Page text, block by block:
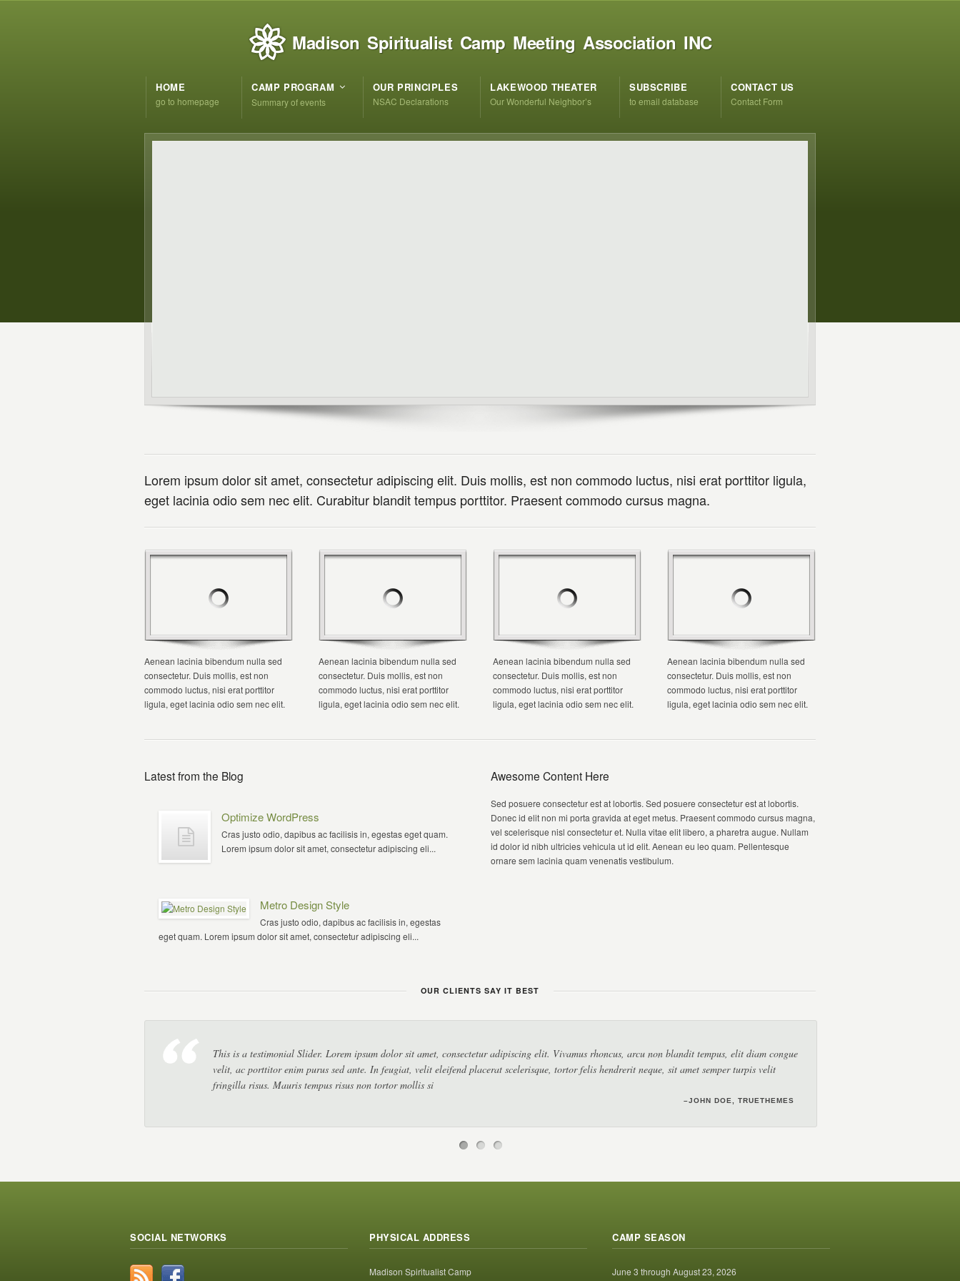
Madison Spiritualist Camp Meeting Association INC
HOME
go to homepage
CAMP PROGRAM
Summary of events
OUR PRINCIPLES
NSAC Declarations
LAKEWOOD THEATER
Our Wonderful Neighbor’s
SUBSCRIBE
to email database
CONTACT US
Contact Form
Lorem ipsum dolor sit amet, consectetur adipiscing elit. Duis mollis, est non commodo luctus, nisi erat porttitor ligula,
eget lacinia odio sem nec elit. Curabitur blandit tempus porttitor. Praesent commodo cursus magna.
Aenean lacinia bibendum nulla sed
consectetur. Duis mollis, est non
commodo luctus, nisi erat porttitor
ligula, eget lacinia odio sem nec elit.
Aenean lacinia bibendum nulla sed
consectetur. Duis mollis, est non
commodo luctus, nisi erat porttitor
ligula, eget lacinia odio sem nec elit.
Aenean lacinia bibendum nulla sed
consectetur. Duis mollis, est non
commodo luctus, nisi erat porttitor
ligula, eget lacinia odio sem nec elit.
Aenean lacinia bibendum nulla sed
consectetur. Duis mollis, est non
commodo luctus, nisi erat porttitor
ligula, eget lacinia odio sem nec elit.
Latest from the Blog
Optimize WordPress
Cras justo odio, dapibus ac facilisis in, egestas eget quam.
Lorem ipsum dolor sit amet, consectetur adipiscing eli...
Metro Design Style
Cras justo odio, dapibus ac facilisis in, egestas
eget quam. Lorem ipsum dolor sit amet, consectetur adipiscing eli...
Awesome Content Here
Sed posuere consectetur est at lobortis. Sed posuere consectetur est at lobortis.
Donec id elit non mi porta gravida at eget metus. Praesent commodo cursus magna,
vel scelerisque nisl consectetur et. Nulla vitae elit libero, a pharetra augue. Nullam
id dolor id nibh ultricies vehicula ut id elit. Aenean eu leo quam. Pellentesque
ornare sem lacinia quam venenatis vestibulum.
OUR CLIENTS SAY IT BEST
This is a testimonial Slider. Lorem ipsum dolor sit amet, consectetur adipiscing elit. Vivamus rhoncus, arcu non blandit tempus, elit diam congue
velit, ac porttitor enim purus sed ante. In feugiat, velit eleifend placerat scelerisque, tortor felis hendrerit neque, sit amet semper turpis velit
fringilla risus. Mauris tempus risus non tortor mollis si
–JOHN DOE, TRUETHEMES
–JOHN DOE,THEMEFOREST
–JOHN DOE, TRUETHEMES
SOCIAL NETWORKS PHYSICAL ADDRESS
Madison Spiritualist Camp
CAMP SEASON
June 3 through August 23, 2026